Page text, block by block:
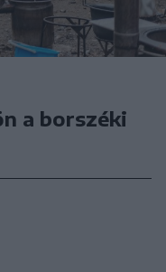
a borszéki